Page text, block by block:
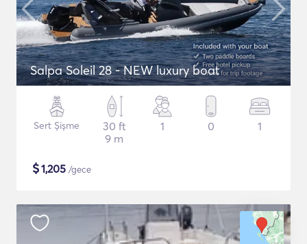
Salpa Soleil 28 - NEW luxury boat
Sert Şişme
30 ft
9 m
1 0 1
$1,205 /gece